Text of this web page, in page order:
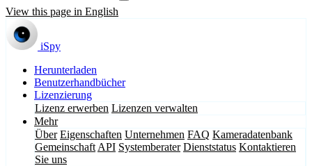
View this page in English
iSpy
Herunterladen
Benutzerhandbücher
Lizenzierung
Lizenz erwerben Lizenzen verwalten
Mehr
Über Eigenschaften Unternehmen FAQ Kameradatenbank
Gemeinschaft API Systemberater Dienststatus Kontaktieren
Sie uns